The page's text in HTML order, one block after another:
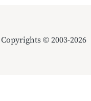
Copyrights © 2003-2026